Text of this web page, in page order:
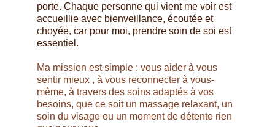
porte. Chaque personne qui vient me voir est
accueillie avec bienveillance, écoutée et
choyée, car pour moi, prendre soin de soi est
essentiel.
Ma mission est simple : vous aider à vous
sentir mieux , à vous reconnecter à vous-
même, à travers des soins adaptés à vos
besoins, que ce soit un massage relaxant, un
soin du visage ou un moment de détente rien